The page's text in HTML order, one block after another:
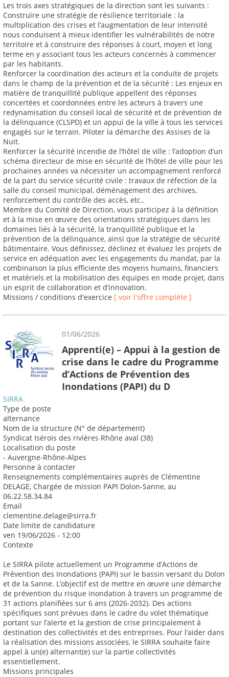
Les trois axes stratégiques de la direction sont les suivants :
Construire une stratégie de résilience territoriale : la
multiplication des crises et l’augmentation de leur intensité
nous conduisent à mieux identifier les vulnérabilités de notre
territoire et à construire des réponses à court, moyen et long
terme en y associant tous les acteurs concernés à commencer
par les habitants.
Renforcer la coordination des acteurs et la conduite de projets
dans le champ de la prévention et de la sécurité : Les enjeux en
matière de tranquillité publique appellent des réponses
concertées et coordonnées entre les acteurs à travers une
redynamisation du conseil local de sécurité et de prévention de
la délinquance (CLSPD) et un appui de la ville à tous les services
engagés sur le terrain. Piloter la démarche des Assises de la
Nuit.
Renforcer la sécurité incendie de l’hôtel de ville : l’adoption d’un
schéma directeur de mise en sécurité de l’hôtel de ville pour les
prochaines années va nécessiter un accompagnement renforcé
de la part du service sécurité civile : travaux de réfection de la
salle du conseil municipal, déménagement des archives,
renforcement du contrôle des accès, etc..
Membre du Comité de Direction, vous participez à la définition
et à la mise en œuvre des orientations stratégiques dans les
domaines liés à la sécurité, la tranquillité publique et la
prévention de la délinquance, ainsi que la stratégie de sécurité
bâtimentaire. Vous définissez, déclinez et évaluez les projets de
service en adéquation avec les engagements du mandat, par la
combinaison la plus efficiente des moyens humains, financiers
et matériels et la mobilisation des équipes en mode projet, dans
un esprit de collaboration et d’innovation.
Missions / conditions d'exercice [ voir l'offre complète ]
01/06/2026
Apprenti(e) – Appui à la gestion de
crise dans le cadre du Programme
d’Actions de Prévention des
Inondations (PAPI) du D
SIRRA
Type de poste
alternance
Nom de la structure (N° de département)
Syndicat Isérois des rivières Rhône aval (38)
Localisation du poste
- Auvergne-Rhône-Alpes
Personne à contacter
Renseignements complémentaires auprès de Clémentine
DELAGE, Chargée de mission PAPI Dolon-Sanne, au
06.22.58.34.84
Email
clementine.delage@sirra.fr
Date limite de candidature
ven 19/06/2026 - 12:00
Contexte
Le SIRRA pilote actuellement un Programme d’Actions de
Prévention des Inondations (PAPI) sur le bassin versant du Dolon
et de la Sanne. L’objectif est de mettre en œuvre une démarche
de prévention du risque inondation à travers un programme de
31 actions planifiées sur 6 ans (2026-2032). Des actions
spécifiques sont prévues dans le cadre du volet thématique
portant sur l’alerte et la gestion de crise principalement à
destination des collectivités et des entreprises. Pour l’aider dans
la réalisation des missions associées, le SIRRA souhaite faire
appel à un(e) alternant(e) sur la partie collectivités
essentiellement.
Missions principales